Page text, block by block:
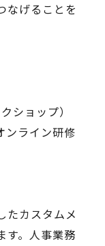
なげることを
ショップ）
ンライン研修
たカスタムメ
す。人事業務